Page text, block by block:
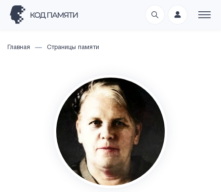
Главная Страницы памяти